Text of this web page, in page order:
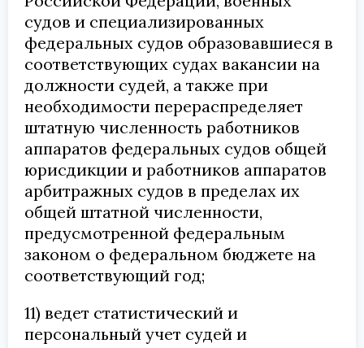
судов и специализированных
федеральных судов образовавшиеся в
соответствующих судах вакансии на
должности судей, а также при
необходимости перераспределяет
штатную численность работников
аппаратов федеральных судов общей
юрисдикции и работников аппаратов
арбитражных судов в пределах их
общей штатной численности,
предусмотренной федеральным
законом о федеральном бюджете на
соответствующий год;
11) ведет статистический и
персональный учет судей и